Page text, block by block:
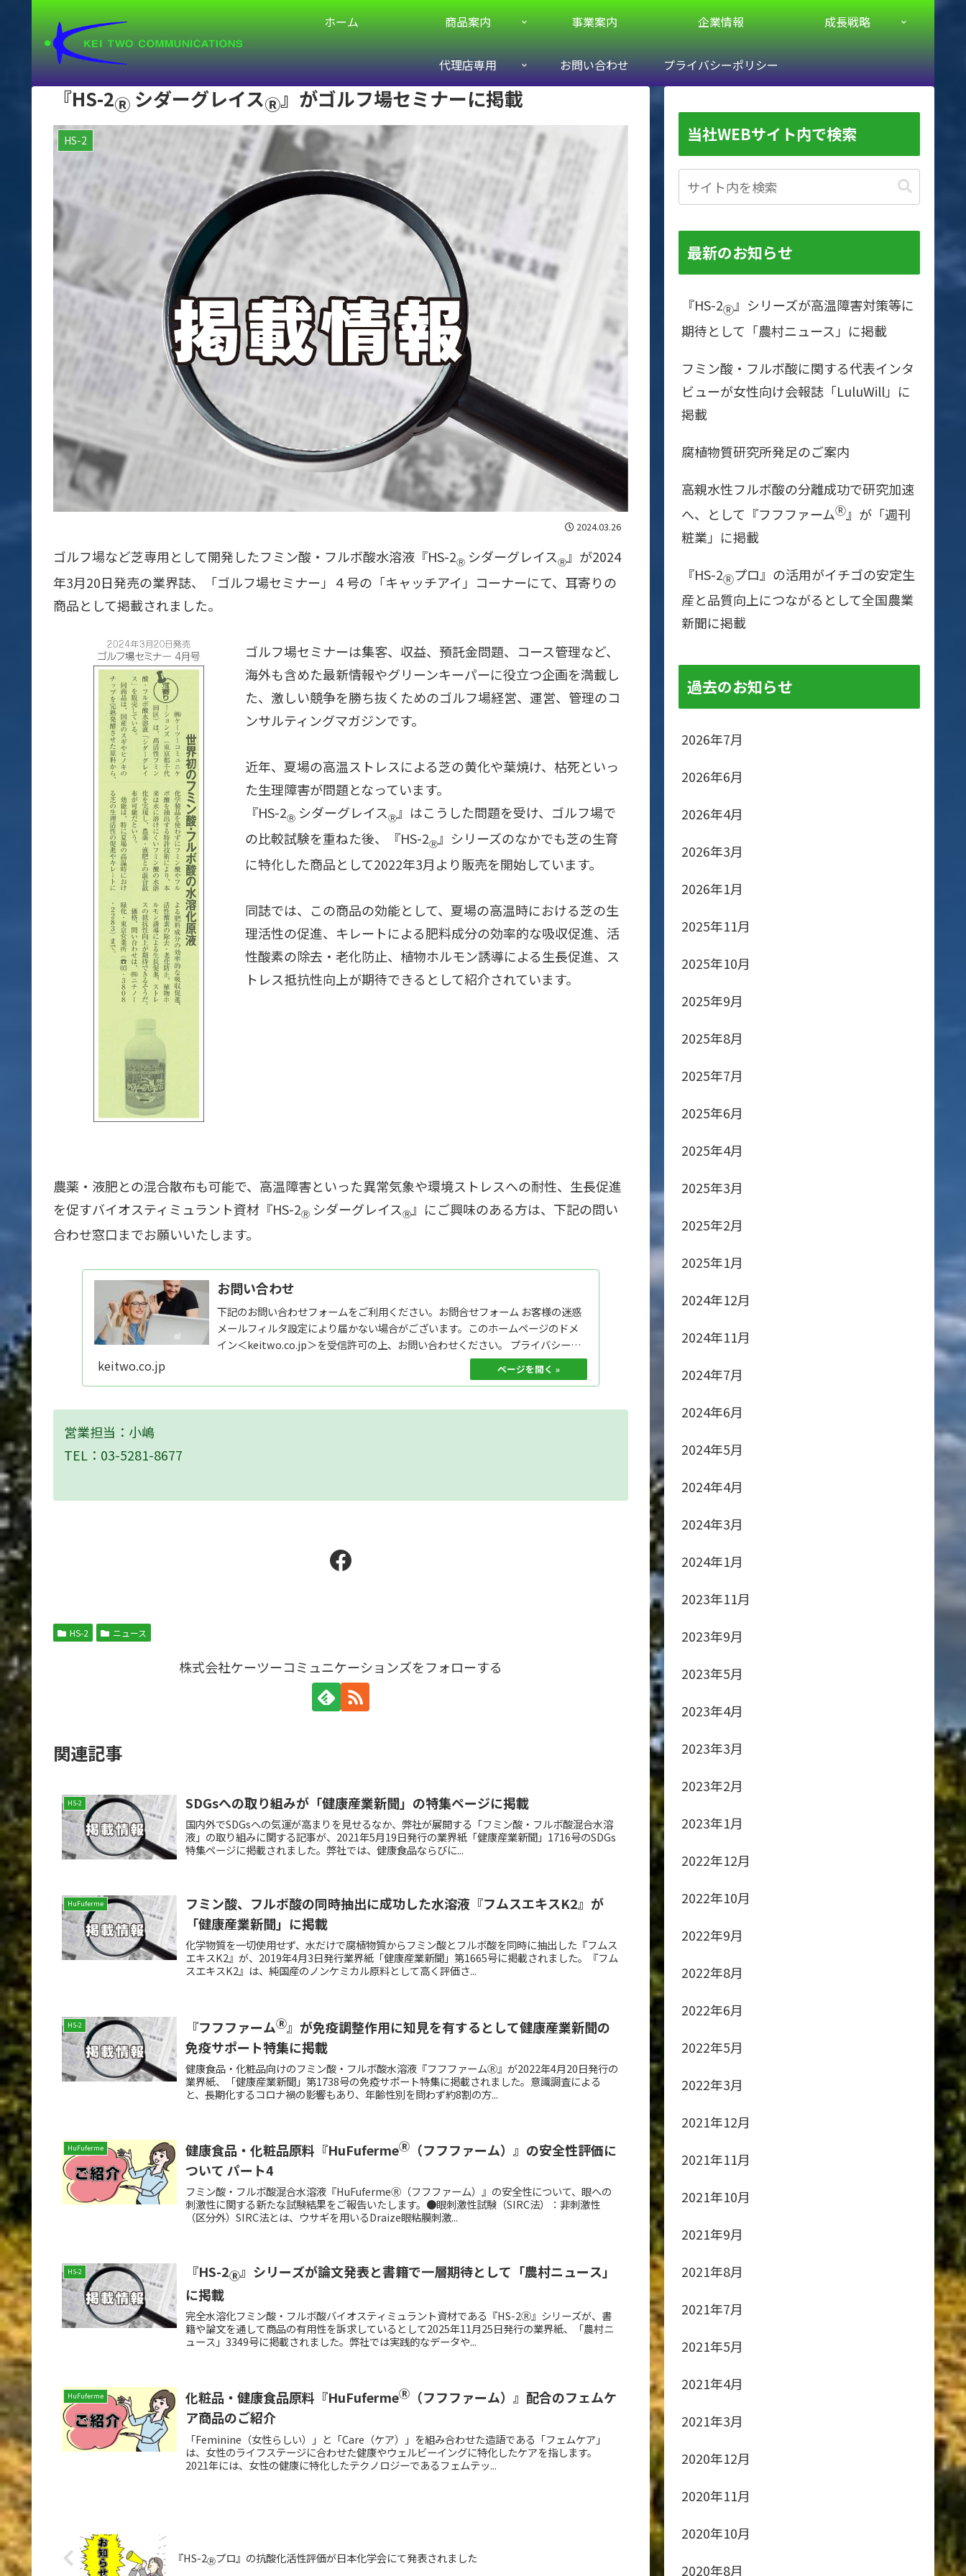
ホーム 商品案内 事業案内 企業情報 成長戦略
代理店専用 お問い合わせ プライバシーポリシー
『HS-2Ⓡ シダーグレイスⓇ』がゴルフ場セミナーに掲載
HS-2
2024.03.26
ゴルフ場など芝専用として開発したフミン酸・フルボ酸水溶液『HS-2Ⓡ シダーグレイスⓇ 』が2024
年3月20日発売の業界誌、「ゴルフ場セミナー」４号の「キャッチアイ」コーナーにて、耳寄りの
商品として掲載されました。
ゴルフ場セミナーは集客、収益、預託金問題、コース管理など、
海外も含めた最新情報やグリーンキーパーに役立つ企画を満載し
た、激しい競争を勝ち抜くためのゴルフ場経営、運営、管理のコ
ンサルティングマガジンです。
近年、夏場の高温ストレスによる芝の黄化や葉焼け、枯死といっ
た生理障害が問題となっています。
『HS-2ⓇシダーグレイスⓇ』はこうした問題を受け、ゴルフ場で
の比較試験を重ねた後、『HS-2Ⓡ』シリーズのなかでも芝の生育
に特化した商品として2022年3月より販売を開始しています。
同誌では、この商品の効能として、夏場の高温時における芝の生
理活性の促進、キレートによる肥料成分の効率的な吸収促進、活
性酸素の除去・老化防止、植物ホルモン誘導による生長促進、ス
トレス抵抗性向上が期待できるとして紹介されています。
農薬・液肥との混合散布も可能で、高温障害といった異常気象や環境ストレスへの耐性、生長促進
を促すバイオスティミュラント資材『HS-2Ⓡ シダーグレイスⓇ 』にご興味のある方は、下記の問い
合わせ窓口までお願いいたします。
お問い合わせ
下記のお問い合わせフォームをご利用ください。お問合せフォーム お客様の迷惑
メールフィルタ設定により届かない場合がございます。このホームページのドメ
イン＜keitwo.co.jp＞を受信許可の上、お問い合わせください。 プライバシーポ
keitwo.co.jp 2021.04.30
営業担当：小嶋
TEL：03-5281-8677
Facebook
HS-2 ニュース
株式会社ケーツーコミュニケーションズをフォローする
関連記事
HS-2 SDGsへの取り組みが「健康産業新聞」の特集ページに掲載
国内外でSDGsへの気運が高まりを見せるなか、弊社が展開する「フミン酸・フルボ酸混合水溶
液」の取り組みに関する記事が、2021年5月19日発行の業界紙「健康産業新聞」1716号のSDGs
特集ページに掲載されました。弊社では、健康食品ならびに...
HuFuferme
フミン酸、フルボ酸の同時抽出に成功した水溶液『フムスエキスK2』が
「健康産業新聞」に掲載
化学物質を一切使用せず、水だけで腐植物質からフミン酸とフルボ酸を同時に抽出した『フムス
エキスK2』が、2019年4月3日発行業界紙「健康産業新聞」第1665号に掲載されました。『フム
スエキスK2』は、純国産のノンケミカル原料として高く評価さ...
HS-2 『フフファームⓇ』が免疫調整作用に知見を有するとして健康産業新聞の
免疫サポート特集に掲載
健康食品・化粧品向けのフミン酸・フルボ酸水溶液『フフファームⓇ』が2022年4月20日発行の
業界紙、「健康産業新聞」第1738号の免疫サポート特集に掲載されました。意識調査による
と、長期化するコロナ禍の影響もあり、年齢性別を問わず約8割の方...
HuFuferme 健康食品・化粧品原料『HuFufermeⓇ （フフファーム）』の安全性評価に
ついて パート4
フミン酸・フルボ酸混合水溶液『HuFufermeⓇ（フフファーム）』の安全性について、眼への
刺激性に関する新たな試験結果をご報告いたします。●眼刺激性試験（SIRC法）：非刺激性
（区分外）SIRC法とは、ウサギを用いるDraize眼粘膜刺激...
HS-2 『HS-2Ⓡ』シリーズが論文発表と書籍で一層期待として「農村ニュース」
に掲載
完全水溶化フミン酸・フルボ酸バイオスティミュラント資材である『HS-2Ⓡ』シリーズが、書
籍や論文を通して商品の有用性を訴求しているとして2025年11月25日発行の業界紙、「農村ニ
ュース」3349号に掲載されました。弊社では実践的なデータや...
HuFuferme 化粧品・健康食品原料『HuFufermeⓇ （フフファーム）』配合のフェムケ
ア商品のご紹介
「Feminine（女性らしい）」と「Care（ケア）」を組み合わせた造語である「フェムケア」
は、女性のライフステージに合わせた健康やウェルビーイングに特化したケアを指します。
2021年には、女性の健康に特化したテクノロジーであるフェムテッ...
『HS-2Ⓡプロ』の抗酸化活性評価が日本化学会にて発表されました
当社WEBサイト内で検索
最新のお知らせ
『HS-2Ⓡ』シリーズが高温障害対策等に
期待として「農村ニュース」に掲載
フミン酸・フルボ酸に関する代表インタ
ビューが女性向け会報誌「LuluWill」に
掲載
腐植物質研究所発足のご案内
高親水性フルボ酸の分離成功で研究加速
へ、として『フフファームⓇ』が「週刊
粧業」に掲載
『HS-2Ⓡプロ』の活用がイチゴの安定生
産と品質向上につながるとして全国農業
新聞に掲載
過去のお知らせ
2026年7月
2026年6月
2026年4月
2026年3月
2026年1月
2025年11月
2025年10月
2025年9月
2025年8月
2025年7月
2025年6月
2025年4月
2025年3月
2025年2月
2025年1月
2024年12月
2024年11月
2024年7月
2024年6月
2024年5月
2024年4月
2024年3月
2024年1月
2023年11月
2023年9月
2023年5月
2023年4月
2023年3月
2023年2月
2023年1月
2022年12月
2022年10月
2022年9月
2022年8月
2022年6月
2022年5月
2022年3月
2021年12月
2021年11月
2021年10月
2021年9月
2021年8月
2021年7月
2021年5月
2021年4月
2021年3月
2020年12月
2020年11月
2020年10月
2020年8月